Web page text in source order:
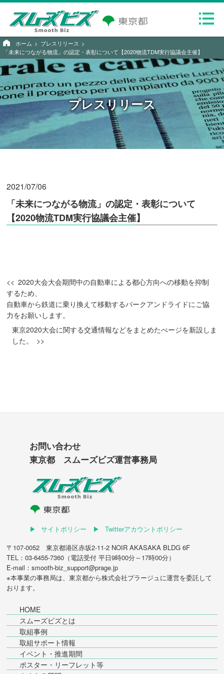
ホーム
プレスリリース
「未来につながる物流」の認定・表彰について【2020物流TDM実行協議会主催】
プレスリリース
2021/07/06
「未来につながる物流」の認定・表彰について
【2020物流TDM実行協議会主催】
2020大会大会期間中の自動車による都心方向への移動を抑制
するため、
自動車から鉄道に乗り換えて移動するパークアンドライドにご協
力をお願いします。
東京2020大会に関する交通情報などをまとめたぺージを新設しま
した。
お問い合わせ
東京都 スムーズビズ運営事務局
サイトポリシー
Twitterアカウントポリシー
〒107-0052 東京都港区赤坂2-11-2 NOIR AKASAKA BLDG 6F
TEL：03-6455-7360（電話受付 平日9時00分～17時00分）
E-mail：smooth-biz_support@prage.jp
※本事業の事務局は、東京都から株式会社プラージュに運営を委託して
おります。
HOME
スムーズビズとは
取組事例
取組サポート情報
イベント・推進期間
ポスター・リーフレット等